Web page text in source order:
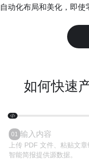
自动化布局和美化，即使
如何快速
01 输入内容
上传 PDF 文件、粘贴文
智能简报提供源数据。